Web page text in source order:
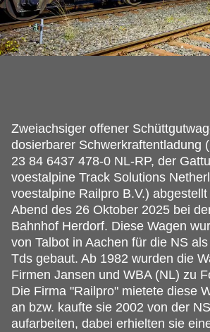
Zweiachsiger offener
dosierbarer Schwerkraftentladung
23 84 6437 478-0 NL-RP, der
voestalpine Track Solutions
voestalpine Railpro B.V.)
Abend des 26 Oktober 2025 bei
Bahnhof Herdorf. Diese Wagen
von Talbot in Aachen für die NS
Tds gebaut. Ab 1982 wurden die
Firmen Jansen und WBA (NL) zu
Die Firma "Railpro" mietete diese
an bzw. kaufte sie 2002 von der
aufarbeiten, dabei erhielten sie